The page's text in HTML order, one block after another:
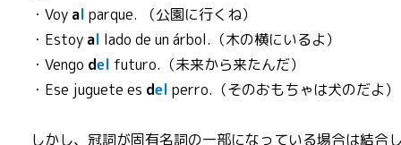
・Voy al parque. （公園に行くね）
・Estoy al lado de un árbol.（木の横にいるよ）
・Vengo del futuro.（未来から来たんだ）
・Ese juguete es del perro.（そのおもちゃは犬のだよ）
しかし、冠詞が固有名詞の一部になっている場合は結合